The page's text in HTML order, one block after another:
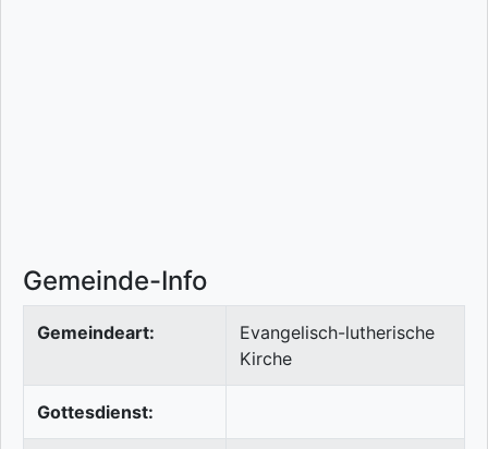
Gemeinde-Info
Gemeindeart:
Evangelisch-lutherische
Kirche
Gottesdienst: